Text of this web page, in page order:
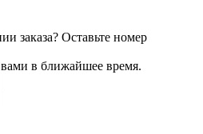
заказа? Оставьте номер
в ближайшее время.